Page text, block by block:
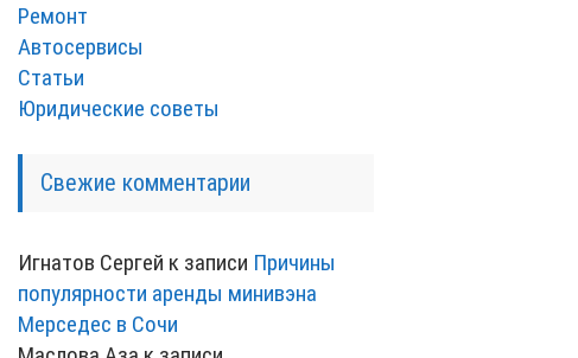
Ремонт
Автосервисы
Статьи
Юридические советы
Свежие комментарии
Игнатов Сергей к записи Причины
популярности аренды минивэна
Мерседес в Сочи